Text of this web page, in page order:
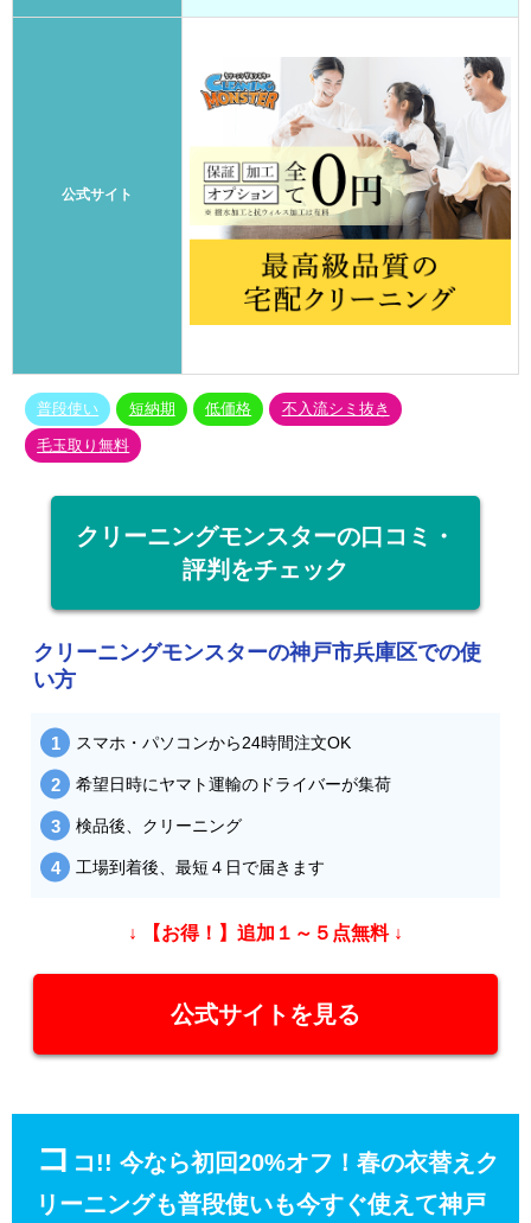
公式サイト
普段使い 短納期 低価格 不入流シミ抜き
毛玉取り無料
クリーニングモンスターの口コミ・
評判をチェック
クリーニングモンスターの神戸市兵庫区での使
い方
スマホ・パソコンから24時間注文OK
希望日時にヤマト運輸のドライバーが集荷
検品後、クリーニング
工場到着後、最短４日で届きます
↓ 【お得！】追加１～５点無料 ↓
公式サイトを見る
コ コ!! 今なら初回20%オフ！春の衣替えク
リーニングも普段使いも今すぐ使えて神戸